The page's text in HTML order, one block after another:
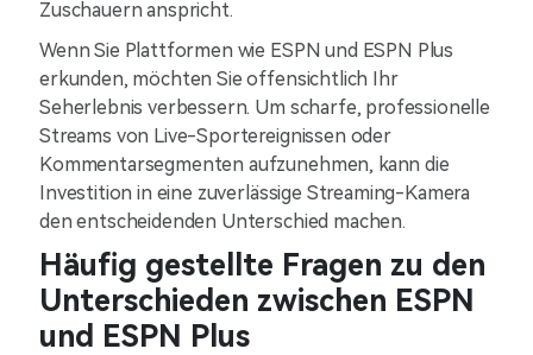
Zuschauern anspricht.
Wenn Sie Plattformen wie ESPN und ESPN Plus
erkunden, möchten Sie offensichtlich Ihr
Seherlebnis verbessern. Um scharfe, professionelle
Streams von Live-Sportereignissen oder
Kommentarsegmenten aufzunehmen, kann die
Investition in eine zuverlässige Streaming-Kamera
den entscheidenden Unterschied machen.
Häufig gestellte Fragen zu den
Unterschieden zwischen ESPN
und ESPN Plus